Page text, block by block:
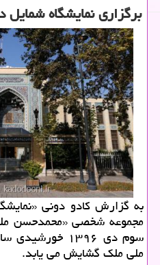
برگزاری نمایشگاه
به گزارش كادو دونی
مجموعه شخصی «محمدحسن
ملی ملك گشایش می یابد.